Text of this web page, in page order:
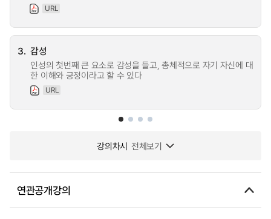
URL
3. 감성
인성의 첫번째 큰 요소로 감성을 들고, 총체적으로 자기 자신에 대
한 이해와 긍정이라고 할 수 있다
URL
강의차시 전체보기
연관공개강의